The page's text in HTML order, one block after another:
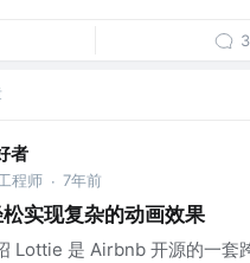
者
程师 · 7年前
实现复杂的动画效果
Lottie 是 Airbnb 开源的一套